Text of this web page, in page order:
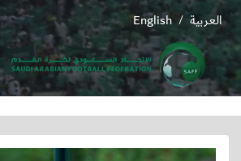
English / العربية